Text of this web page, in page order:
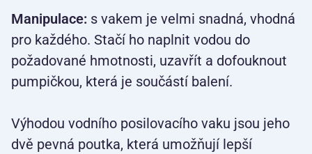
Manipulace: s vakem je velmi snadná, vhodná
pro každého. Stačí ho naplnit vodou do
požadované hmotnosti, uzavřít a dofouknout
pumpičkou, která je součástí balení.
Výhodou vodního posilovacího vaku jsou jeho
dvě pevná poutka, která umožňují lepší